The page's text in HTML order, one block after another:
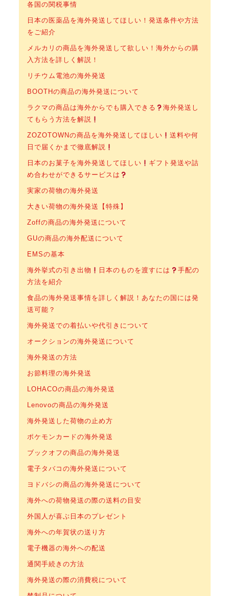
各国の関税事情
日本の医薬品を海外発送してほしい！発送条件や方法
をご紹介
メルカリの商品を海外発送して欲しい！海外からの購
入方法を詳しく解説！
リチウム電池の海外発送
BOOTHの商品の海外発送について
ラクマの商品は海外からでも購入できる
海外発送し
てもらう方法を解説
ZOZOTOWNの商品を海外発送してほしい
送料や何
日で届くかまで徹底解説
日本のお菓子を海外発送してほしい
ギフト発送や詰
め合わせができるサービスは
実家の荷物の海外発送
大きい荷物の海外発送【特殊】
Zoffの商品の海外発送について
GUの商品の海外配送について
EMSの基本
海外挙式の引き出物 日本のものを渡すには
手配の
方法を紹介
食品の海外発送事情を詳しく解説！あなたの国には発
送可能？
海外発送での着払いや代引きについて
オークションの海外発送について
海外発送の方法
お節料理の海外発送
LOHACOの商品の海外発送
Lenovoの商品の海外発送
海外発送した荷物の止め方
ポケモンカードの海外発送
ブックオフの商品の海外発送
電子タバコの海外発送について
ヨドバシの商品の海外発送について
海外への荷物発送の際の送料の目安
外国人が喜ぶ日本のプレゼント
海外への年賀状の送り方
電子機器の海外への配送
通関手続きの方法
海外発送の際の消費税について